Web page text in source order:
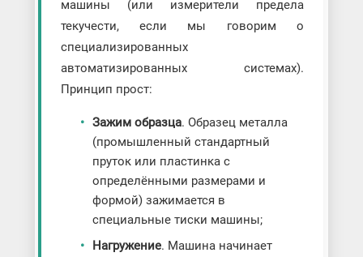
машины (или измерители предела
текучести, если мы говорим о
специализированных
автоматизированных системах).
Принцип прост:
Зажим образца. Образец металла
(промышленный стандартный
пруток или пластинка с
определёнными размерами и
формой) зажимается в
специальные тиски машины;
Нагружение. Машина начинает